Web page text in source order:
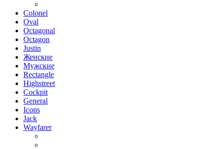
Colonel
Oval
Octagonal
Octagon
Justin
Женские
Мужские
Rectangle
Highstreet
Cockpit
General
Icons
Jack
Wayfarer